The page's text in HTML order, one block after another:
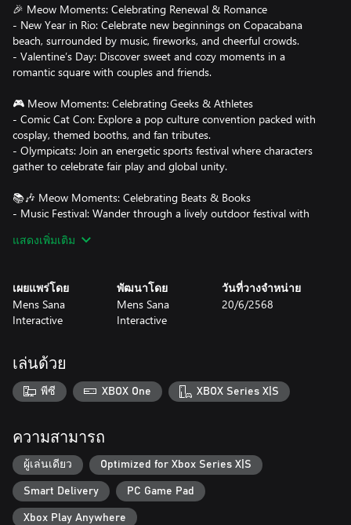
🎉 Meow Moments: Celebrating Renewal & Romance
- New Year in Rio: Celebrate new beginnings on Copacabana
beach, surrounded by music, fireworks, and cheerful crowds.
- Valentine’s Day: Discover sweet and cozy moments in a
romantic square with couples and friends.
🎮 Meow Moments: Celebrating Geeks & Athletes
- Comic Cat Con: Explore a pop culture convention packed with
cosplay, themed booths, and fan tributes.
- Olympicats: Join an energetic sports festival where characters
gather to celebrate fair play and global unity.
📚🎶 Meow Moments: Celebrating Beats & Books
- Music Festival: Wander through a lively outdoor festival with
areas.
⚔️🚀 Meow Moments: Celebrating Myth & Machine
- The Old Kingdom: Explore a lively medieval citadel filled with
adventurers.
- The New Frontier: Visit a neon-lit sci-fi metropolis where high-
tech innovation meets delightful everyday chaos and quirky
robots.
Across these 8 scenes, you'll search for more than 2,400 items —
relaxing gameplay with no time limits. Each moment is brought
to life through detailed art, lighthearted music, and thoughtful
design.
แสดงเพิ่มเติม
เผยแพร่โดย
Mens Sana
Interactive
พัฒนาโดย
Mens Sana
Interactive
วันที่วางจำหน่าย
20/6/2568
เล่นด้วย
พีซี XBOX One XBOX Series X|S
ความสามารถ
ผู้เล่นเดียว Optimized for Xbox Series X|S
Smart Delivery PC Game Pad
Xbox Play Anywhere